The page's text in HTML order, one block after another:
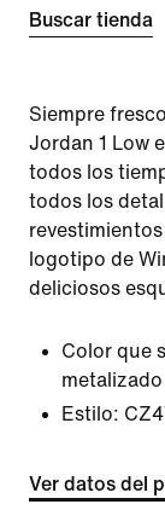
Buscar tienda
Siempre
Jordan 1 Low
todos los
todos los
logotipo de
deliciosos
Color que
metalizado
Estilo:
Ver datos del